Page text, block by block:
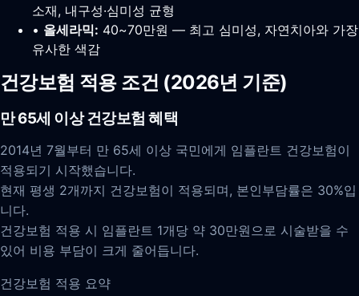
소재, 내구성·심미성 균형
• 올세라믹: 40~70만원 — 최고 심미성, 자연치아와 가장
유사한 색감
건강보험 적용 조건 (2026년 기준)
만 65세 이상 건강보험 혜택
2014년 7월부터 만 65세 이상 국민에게 임플란트 건강보험이
적용되기 시작했습니다.
현재 평생 2개까지 건강보험이 적용되며, 본인부담률은 30%입
니다.
건강보험 적용 시 임플란트 1개당 약 30만원으로 시술받을 수
있어 비용 부담이 크게 줄어듭니다.
건강보험 적용 요약